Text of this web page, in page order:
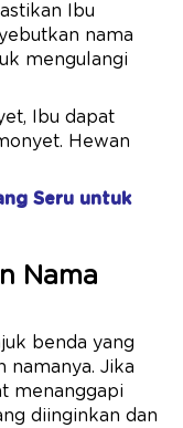
Ibu
nama
mengulangi
Ibu dapat
Hewan
Seru untuk
Nama
benda yang
namanya. Jika
menanggapi
diinginkan dan